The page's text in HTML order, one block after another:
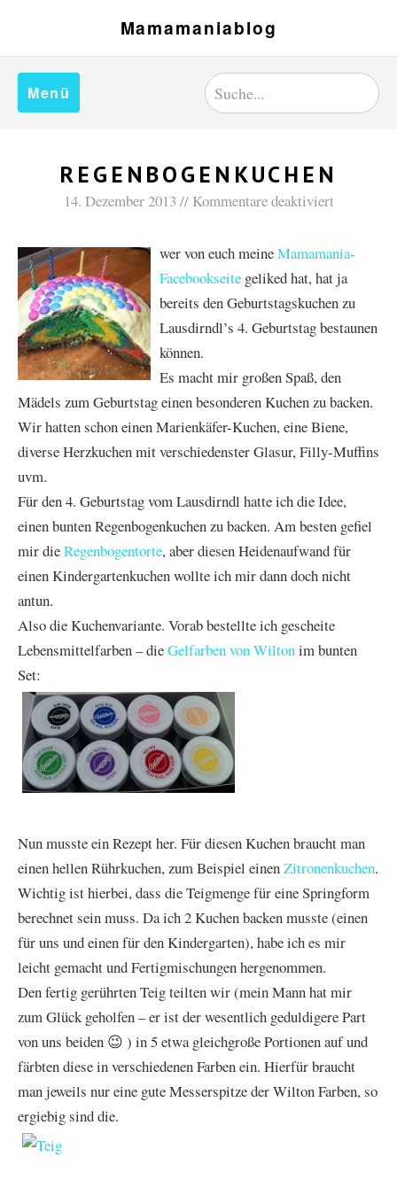
Mamamaniablog
Menü
REGENBOGENKUCHEN
14. Dezember 2013 Kommentare deaktiviert
wer von euch meineMamamania-
Facebookseite geliked hat, hat ja
bereits den Geburtstagskuchen zu
Lausdirndl’s 4. Geburtstag bestaunen
können.
Es macht mir großen Spaß, den
Mädels zum Geburtstag einen besonderen Kuchen zu backen.
Wir hatten schon einen Marienkäfer-Kuchen, eine Biene,
diverse Herzkuchen mit verschiedenster Glasur, Filly-Muffins
uvm.
Für den 4. Geburtstag vom Lausdirndl hatte ich die Idee,
einen bunten Regenbogenkuchen zu backen. Am besten gefiel
mir dieRegenbogentorte, aber diesen Heidenaufwand für
einen Kindergartenkuchen wollte ich mir dann doch nicht
antun.
Also die Kuchenvariante. Vorab bestellte ich gescheite
Lebensmittelfarben – dieGelfarben von Wiltonim bunten
Set:
Nun musste ein Rezept her. Für diesen Kuchen braucht man
einen hellen Rührkuchen, zum Beispiel einenZitronenkuchen.
Wichtig ist hierbei, dass die Teigmenge für eine Springform
berechnet sein muss. Da ich 2 Kuchen backen musste (einen
für uns und einen für den Kindergarten), habe ich es mir
leicht gemacht und Fertigmischungen hergenommen.
Den fertig gerührten Teig teilten wir (mein Mann hat mir
zum Glück geholfen – er ist der wesentlich geduldigere Part
von uns beiden 😉 ) in 5 etwa gleichgroße Portionen auf und
färbten diese in verschiedenen Farben ein. Hierfür braucht
man jeweils nur eine gute Messerspitze der Wilton Farben, so
ergiebig sind die.